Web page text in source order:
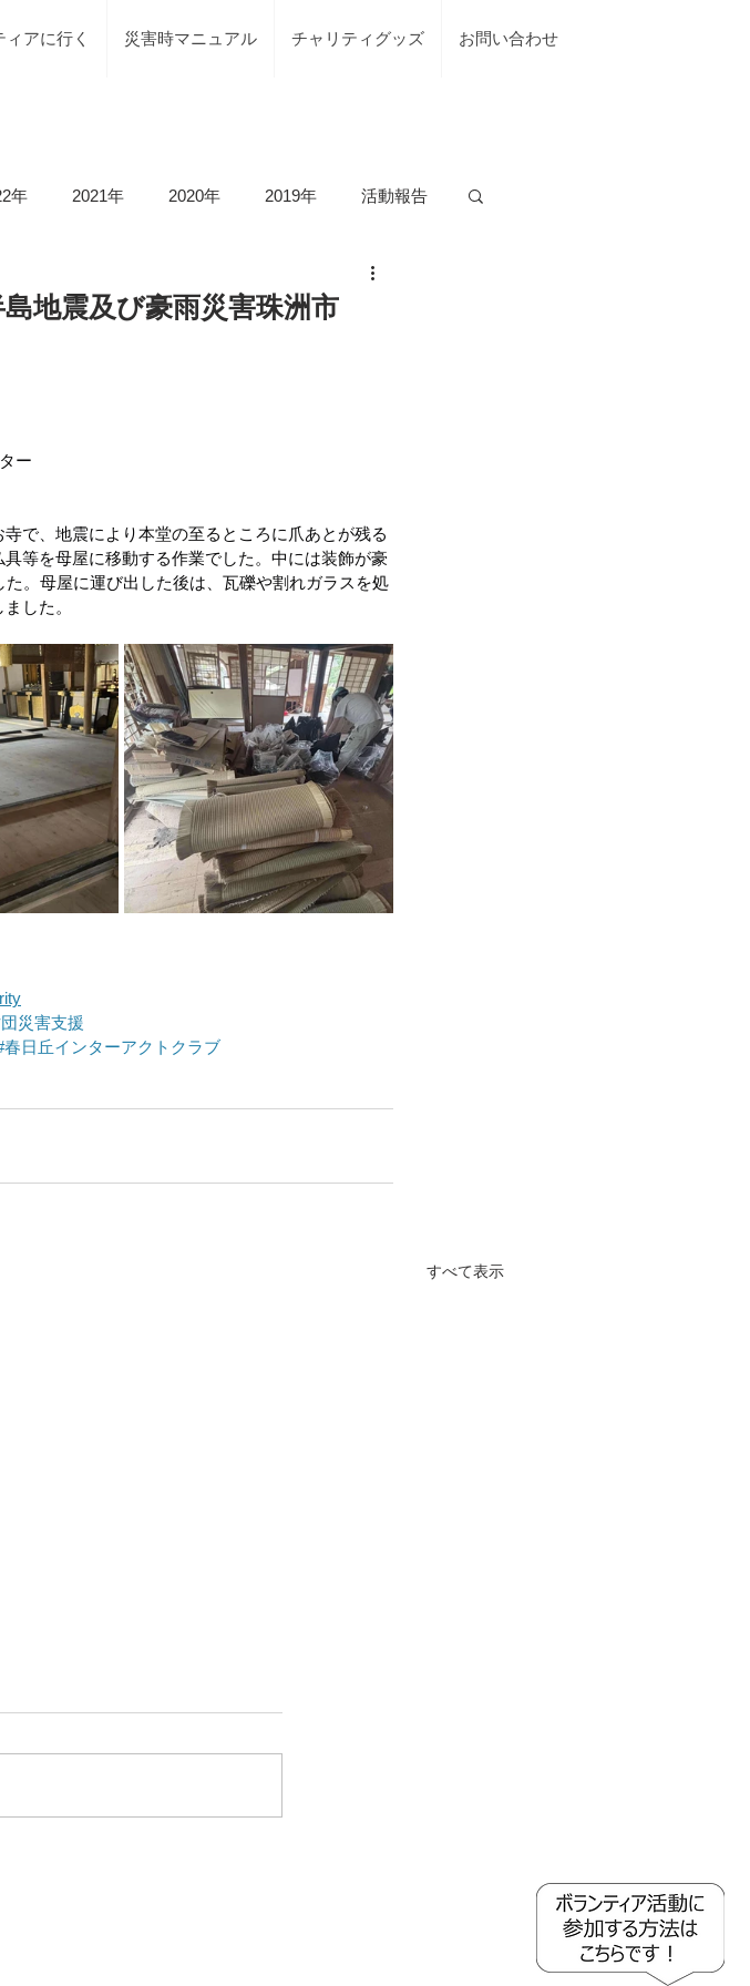
アに行く 災害時マニュアル チャリティグッズ お問い合わせ
年 2021年 2020年 2019年 活動報告
令和5年石川県能登半島地震
上市） 令和4年福島県沖地震（桑折町）
地震及び豪雨災害珠洲市
ー
で、地震により本堂の至るところに爪あとが残る
等を母屋に移動する作業でした。中には装飾が豪
。母屋に運び出した後は、瓦礫や割れガラスを処
した。
災害支援
春日丘インターアクトクラブ
すべて表示